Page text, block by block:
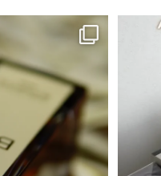
- це запах вечора в...
0